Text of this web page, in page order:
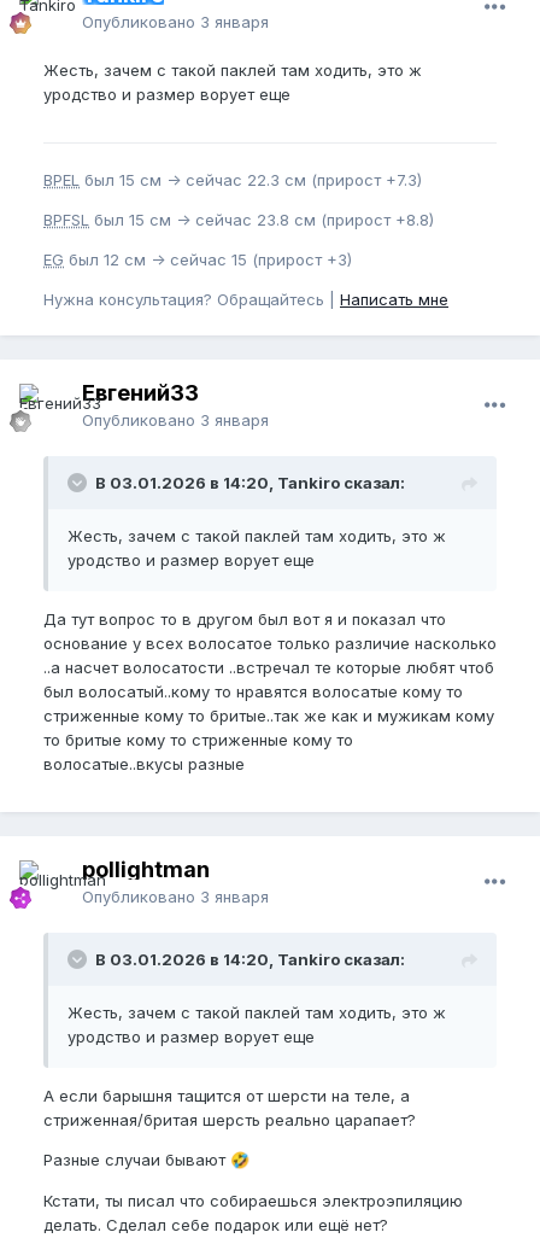
Опубликовано 3 января
Жесть, зачем с такой паклей там ходить, это ж
уродство и размер ворует еще
BPEL был 15 см -> сейчас 22.3 см (прирост +7.3)
BPFSL был 15 см -> сейчас 23.8 см (прирост +8.8)
EG был 12 см -> сейчас 15 (прирост +3)
Нужна консультация? Обращайтесь | Написать мне
Евгений33
Опубликовано 3 января
В 03.01.2026 в 14:20, Tankiro сказал:
Жесть, зачем с такой паклей там ходить, это ж
уродство и размер ворует еще
Да тут вопрос то в другом был вот я и показал что
основание у всех волосатое только различие насколько
..а насчет волосатости ..встречал те которые любят чтоб
был волосатый..кому то нравятся волосатые кому то
стриженные кому то бритые..так же как и мужикам кому
то бритые кому то стриженные кому то
волосатые..вкусы разные
pollightman
Опубликовано 3 января
В 03.01.2026 в 14:20, Tankiro сказал:
Жесть, зачем с такой паклей там ходить, это ж
уродство и размер ворует еще
А если барышня тащится от шерсти на теле, а
стриженная/бритая шерсть реально царапает?
Разные случаи бывают 🤣
Кстати, ты писал что собираешься электроэпиляцию
делать. Сделал себе подарок или ещё нет?